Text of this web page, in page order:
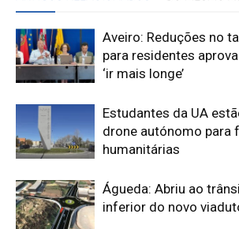
Aveiro: Reduções no
para residentes
‘ir mais longe’
Estudantes da UA
drone autónomo para
humanitárias
Águeda: Abriu ao
inferior do novo